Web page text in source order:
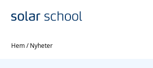
Hem/Nyheter